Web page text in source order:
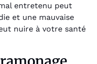
entretenu peut
et une mauvaise
nuire à votre santé